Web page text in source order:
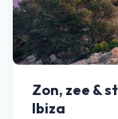
Zon, zee &
Ibiza